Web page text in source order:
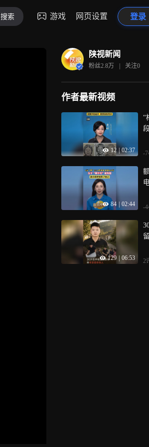
搜索 游戏 网页设置 登录
陕视新闻
粉丝2.8万 | 关注0
作者最新视频
12 02:37
“
-
84 02:44
己
-
129 06:53 2